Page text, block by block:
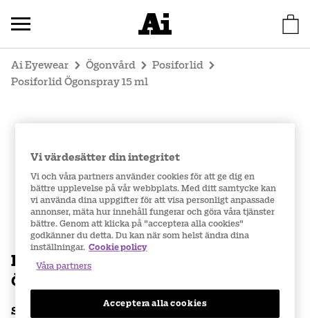
Ai Eyewear Ögonvård
Posiforlid
Posiforlid Ögonspray 15 ml
Posiforlid
Ögonspray 15 ml
Styckpris
Vi värdesätter din integritet
Vi och våra partners använder cookies för att ge dig en
bättre upplevelse på vår webbplats. Med ditt samtycke kan
vi använda dina uppgifter för att visa personligt anpassade
annonser, mäta hur innehåll fungerar och göra våra tjänster
bättre. Genom att klicka på "acceptera alla cookies"
godkänner du detta. Du kan när som helst ändra dina
inställningar. Cookie policy
Våra partners
Acceptera alla cookies